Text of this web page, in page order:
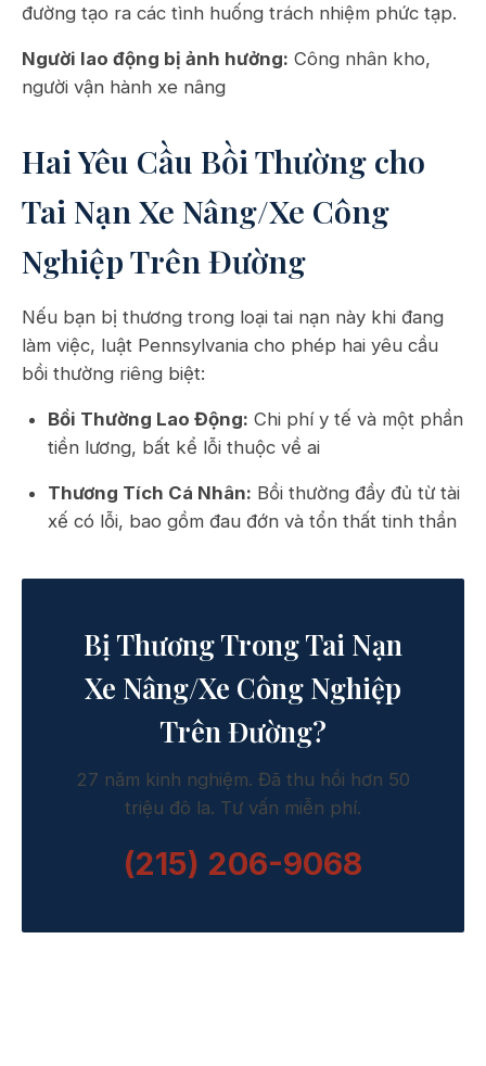
đường tạo ra các tình huống trách nhiệm phức tạp.
Người lao động bị ảnh hưởng: Công nhân kho,
người vận hành xe nâng
Hai Yêu Cầu Bồi Thường cho
Tai Nạn Xe Nâng/Xe Công
Nghiệp Trên Đường
Nếu bạn bị thương trong loại tai nạn này khi đang
làm việc, luật Pennsylvania cho phép hai yêu cầu
bồi thường riêng biệt:
Bồi Thường Lao Động: Chi phí y tế và một phần
tiền lương, bất kể lỗi thuộc về ai
Thương Tích Cá Nhân: Bồi thường đầy đủ từ tài
xế có lỗi, bao gồm đau đớn và tổn thất tinh thần
Bị Thương Trong Tai Nạn
Xe Nâng/Xe Công Nghiệp
Trên Đường?
27 năm kinh nghiệm. Đã thu hồi hơn 50
triệu đô la. Tư vấn miễn phí.
(215) 206-9068